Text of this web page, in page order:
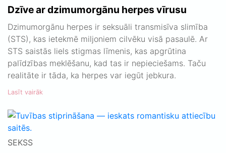
Dzīve ar dzimumorgānu herpes vīrusu
Dzimumorgānu herpes ir seksuāli transmisīva slimība
(STS), kas ietekmē miljoniem cilvēku visā pasaulē. Ar
STS saistās liels stigmas līmenis, kas apgrūtina
palīdzības meklēšanu, kad tas ir nepieciešams. Taču
realitāte ir tāda, ka herpes var iegūt jebkura.
Lasīt vairāk
SEKSS